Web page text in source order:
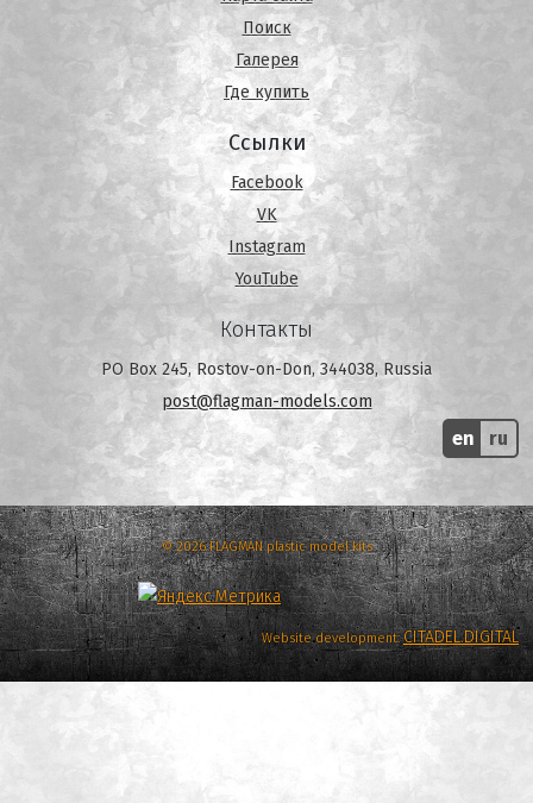
Поиск
Галерея
Где купить
Ссылки
Facebook
VK
Instagram
YouTube
Контакты
PO Box 245, Rostov-on-Don, 344038, Russia
post@flagman-models.com
en ru
© 2026 FLAGMAN plastic model kits
Website development:CITADEL.DIGITAL